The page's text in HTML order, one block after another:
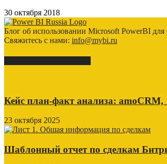
30 октября 2018
Блог об использовании Microsoft PowerBI
Свяжитесь с нами: info@mybi.ru
Кейс план-факт анализа: amoCRM,
23 октября 2025
Шаблонный отчет по сделкам